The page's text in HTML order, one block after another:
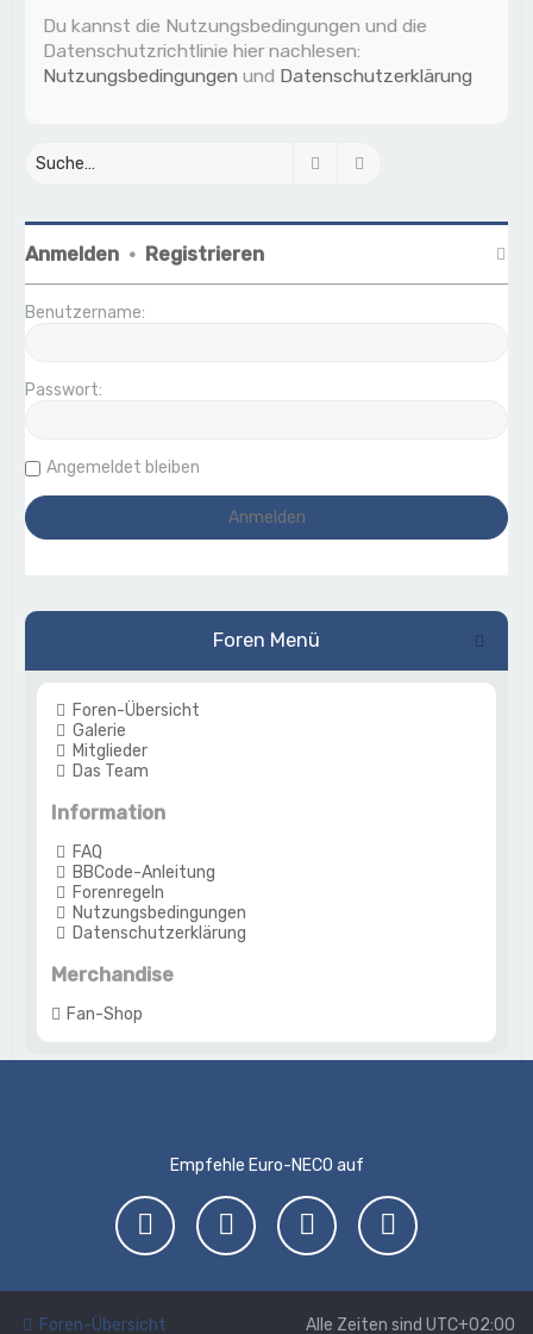
Du kannst die Nutzungsbedingungen und die
Datenschutzrichtlinie hier nachlesen:
Nutzungsbedingungen und Datenschutzerklärung
Suche
Anmelden • Registrieren
Benutzername:
Passwort:
Angemeldet bleiben
Foren Menü
Foren-Übersicht
Galerie
Mitglieder
Das Team
Information
FAQ
BBCode-Anleitung
Forenregeln
Nutzungsbedingungen
Datenschutzerklärung
Merchandise
Fan-Shop
Empfehle Euro-NECO auf
Foren-Übersicht Alle Zeiten sind UTC+02:00